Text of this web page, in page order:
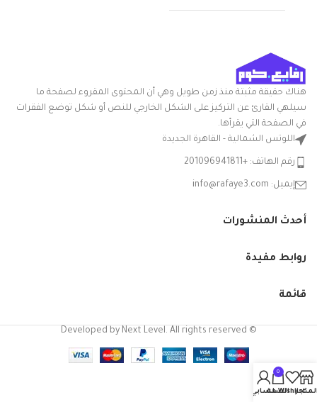
اسم العلامة
التجارية
اللون
متعدد
السلعة
مستدير
قدّم
العناية
بالمنتج
في غسالة
هل يمكن
استخدام
العنصر في
هناك حقيقة مثبتة منذ زمن طويل وهي أن المحتوى المقروء لصفحة ما
سيلهي القارئ عن التركيز على الشكل الخارجي للنص أو شكل توضع الفقرات
في الصفحة التي يقرأها.
اللوتس الشمالية - القاهرة الجديدة
رقم الهاتف: +201096941811
إيميل: info@rafaye3.com
أحدث المنشورات
روابط مفيدة
قائمة
© Developed by Next Level. All rights reserved
Wishlist
0
السلةحسابي